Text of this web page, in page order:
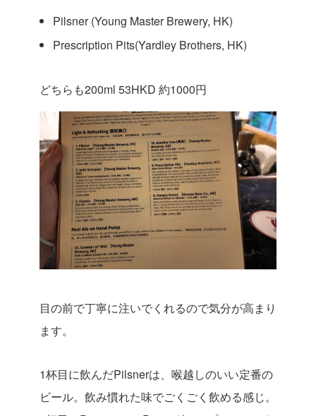
Pilsner (Young Master Brewery, HK)
Prescription Pits(Yardley Brothers, HK)
どちらも200ml 53HKD 約1000円
目の前で丁寧に注いでくれるので気分が高まり
ます。
1杯目に飲んだPilsnerは、喉越しのいい定番の
ビール。飲み慣れた味でごくごく飲める感じ。